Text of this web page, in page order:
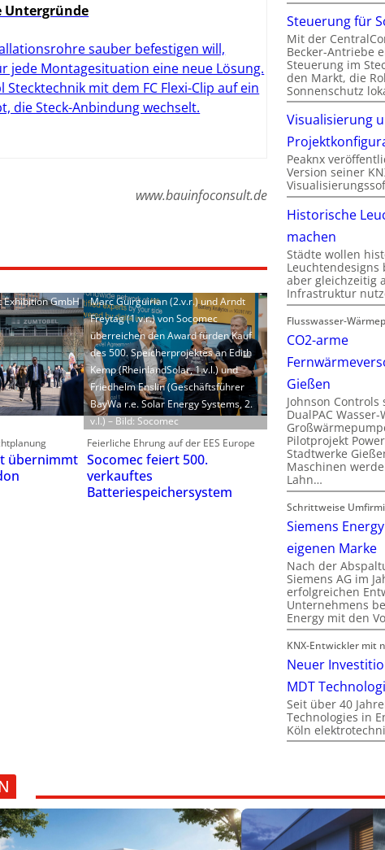
Untergründe
sauber befestigen will,
jede Montagesituation eine neue Lösung.
Stecktechnik mit dem FC Flexi-Clip auf ein
die Steck-Anbindung wechselt.
www.bauinfoconsult.de
Exhibition GmbH
übernimmt
Marc Guirguirian (2.v.r.) und Arndt
Freytag (1.v.r.) von Socomec
überreichen den Award fürden Kauf
des 500. Speicherprojektes an Edith
Kemp (RheinlandSolar, 1.v.l.) und
Friedhelm Enslin (Geschäftsführer
BayWa r.e. Solar Energy Systems, 2.
v.l.) – Bild: Socomec
Feierliche Ehrung auf der EES Europe
Socomec feiert 500.
verkauftes
Batteriespeichersystem
Steuerung für
Mit der
Becker-Antriebe
Steuerung im
den Markt, die
Sonnenschutz
Visualisierung
Peaknx
Version seiner
Historische
machen
Städte wollen
Leuchtendesigns
aber gleichzeitig
Infrastruktur
Flusswasser-
CO2-arme
Gießen
Johnson
DualPAC Wasser-
Pilotprojekt
Stadtwerke
Maschinen
Lahn…
Schrittweise
Siemens
eigenen Marke
Nach der
Siemens AG im
erfolgreichen
Unternehmens
Energy mit den
KNX-Entwickler mit
Neuer
MDT
Seit über 40
Technologies in
Köln